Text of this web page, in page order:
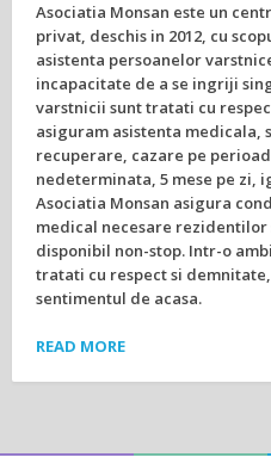
Asociatia Monsan este un
privat, deschis in 2012, cu
asistenta persoanelor
incapacitate de a se ingriji
varstnicii sunt tratati cu
asiguram asistenta
recuperare, cazare pe
nedeterminata, 5 mese pe zi,
Asociatia Monsan asigura
medical necesare
disponibil non-stop. Intr-o
tratati cu respect si
sentimentul de acasa.
READ MORE